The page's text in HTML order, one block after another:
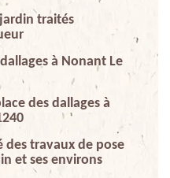
traités
à Nonant Le
des dallages à
des travaux de pose
et ses environs